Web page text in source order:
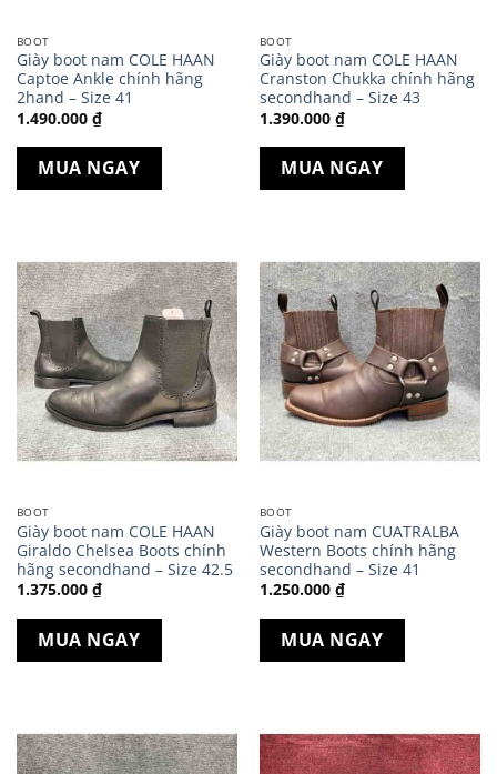
BOOT
Giày boot nam COLE HAAN
Captoe Ankle chính hãng
2hand – Size 41
1.490.000 ₫
MUA NGAY
BOOT
Giày boot nam COLE HAAN
Cranston Chukka chính hãng
secondhand – Size 43
1.390.000 ₫
MUA NGAY
BOOT
Giày boot nam COLE HAAN
Giraldo Chelsea Boots chính
hãng secondhand – Size 42.5
1.375.000 ₫
MUA NGAY
BOOT
Giày boot nam CUATRALBA
Western Boots chính hãng
secondhand – Size 41
1.250.000 ₫
MUA NGAY